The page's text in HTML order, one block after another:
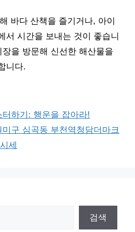
바다 산책을 즐기거나, 아이
서 시간을 보내는 것이 좋습니
을 방문해 신선한 해산물을
니다.
하기: 행운을 잡아라!
구 심곡동 부천역청담더마크
세
검색